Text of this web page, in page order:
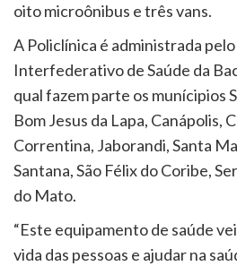
oito microônibus e três vans.
A Policlínica é administrada
Interfederativo de Saúde da
qual fazem parte os munícipios
Bom Jesus da Lapa, Canápolis,
Correntina, Jaborandi, Santa
Santana, São Félix do Coribe,
do Mato.
“Este equipamento de saúde
vida das pessoas e ajudar na